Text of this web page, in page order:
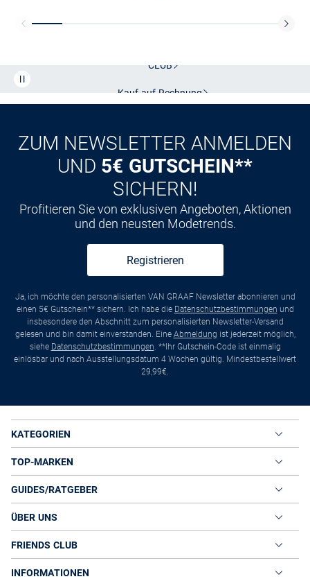
CLUB
Kauf auf Rechnung
ZUM NEWSLETTER ANMELDEN
UND 5€ GUTSCHEIN**
SICHERN!
Profitieren Sie von exklusiven Angeboten, Aktionen
und den neusten Modetrends.
Registrieren
Ja, ich möchte den personalisierten VAN GRAAF Newsletter abonnieren und
einen 5€ Gutschein** sichern. Ich habe die Datenschutzbestimmungen und
insbesondere den Abschnitt zum personalisierten Newsletter-Versand
gelesen und bin damit einverstanden. Eine Abmeldung ist jederzeit möglich,
siehe Datenschutzbestimmungen. **Ihr Gutschein-Code ist einmalig
einlösbar und nach Ausstellungsdatum 4 Wochen gültig. Mindestbestellwert
29,99€.
KATEGORIEN
TOP-MARKEN
GUIDES/RATGEBER
ÜBER UNS
FRIENDS CLUB
INFORMATIONEN